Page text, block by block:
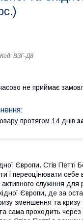
Код: ВЗГ-Д8
не приймає
протягом 14 днів
Європи. Стів Петті
переоцінювати себе в
активного служіння
Європи, де за
зменшення та
сама проходить через